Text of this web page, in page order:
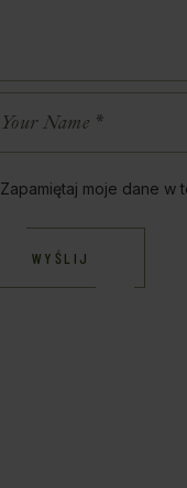
Zapamiętaj moje dane
WYŚLIJ